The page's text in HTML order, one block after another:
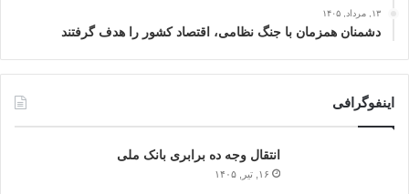
۱۳, مرداد, ۱۴۰۵
دشمنان همزمان با جنگ نظامی، اقتصاد کشور را هدف گرفتند
اینفوگرافی
انتقال وجه ده برابری بانک ملی
۱۶, تیر, ۱۴۰۵